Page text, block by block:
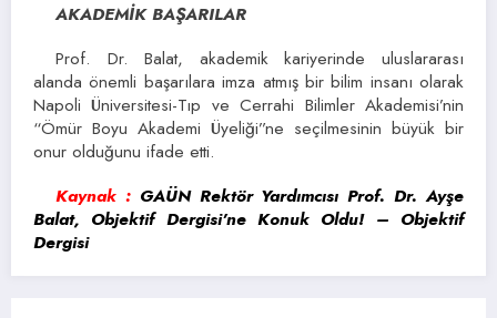
AKADEMİK BAŞARILAR
Prof. Dr. Balat, akademik kariyerinde uluslararası
alanda önemli başarılara imza atmış bir bilim insanı olarak
Napoli Üniversitesi-Tıp ve Cerrahi Bilimler Akademisi’nin
“Ömür Boyu Akademi Üyeliği”ne seçilmesinin büyük bir
onur olduğunu ifade etti.
Kaynak : GAÜN Rektör Yardımcısı Prof. Dr. Ayşe
Balat, Objektif Dergisi’ne Konuk Oldu! – Objektif
Dergisi